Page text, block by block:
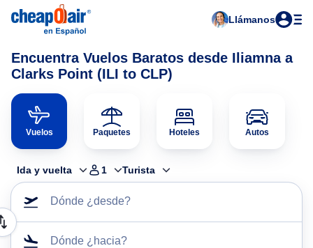
Llámanos
Encuentra Vuelos Baratos desde Iliamna a
Clarks Point (ILI to CLP)
Vuelos Paquetes Hoteles Autos
Ida y vuelta 1 Turista
Dónde ¿desde?
Dónde ¿hacia?